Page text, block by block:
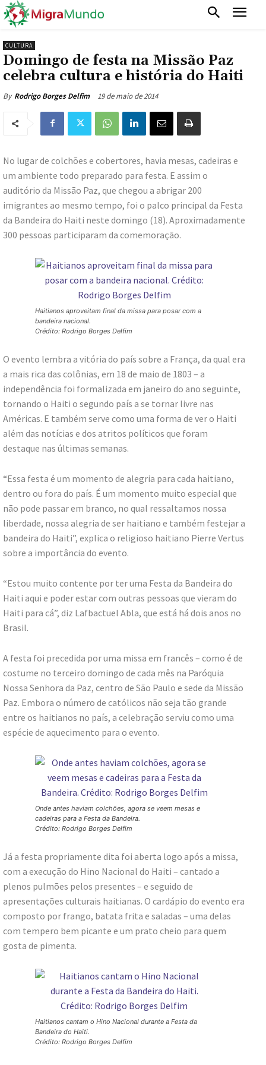
CULTURA
Domingo de festa na Missão Paz
celebra cultura e história do Haiti
By Rodrigo Borges Delfim 19 de maio de 2014
No lugar de colchões e cobertores, havia mesas, cadeiras e
um ambiente todo preparado para festa. E assim o
auditório da Missão Paz, que chegou a abrigar 200
imigrantes ao mesmo tempo, foi o palco principal da Festa
da Bandeira do Haiti neste domingo (18). Aproximadamente
300 pessoas participaram da comemoração.
Haitianos aproveitam final da missa para posar com a
bandeira nacional.
Crédito: Rodrigo Borges Delfim
O evento lembra a vitória do país sobre a França, da qual era
a mais rica das colônias, em 18 de maio de 1803 – a
independência foi formalizada em janeiro do ano seguinte,
tornando o Haiti o segundo país a se tornar livre nas
Américas. E também serve como uma forma de ver o Haiti
além das notícias e dos atritos políticos que foram
destaque nas últimas semanas.
“Essa festa é um momento de alegria para cada haitiano,
dentro ou fora do país. É um momento muito especial que
não pode passar em branco, no qual ressaltamos nossa
liberdade, nossa alegria de ser haitiano e também festejar a
bandeira do Haiti”, explica o religioso haitiano Pierre Vertus
sobre a importância do evento.
“Estou muito contente por ter uma Festa da Bandeira do
Haiti aqui e poder estar com outras pessoas que vieram do
Haiti para cá”, diz Lafbactuel Abla, que está há dois anos no
Brasil.
A festa foi precedida por uma missa em francês – como é de
costume no terceiro domingo de cada mês na Paróquia
Nossa Senhora da Paz, centro de São Paulo e sede da Missão
Paz. Embora o número de católicos não seja tão grande
entre os haitianos no país, a celebração serviu como uma
espécie de aquecimento para o evento.
Onde antes haviam colchões, agora se veem mesas e
cadeiras para a Festa da Bandeira.
Crédito: Rodrigo Borges Delfim
Já a festa propriamente dita foi aberta logo após a missa,
com a execução do Hino Nacional do Haiti – cantado a
plenos pulmões pelos presentes – e seguido de
apresentações culturais haitianas. O cardápio do evento era
composto por frango, batata frita e saladas – uma delas
com tempero bem picante e um prato cheio para quem
gosta de pimenta.
Haitianos cantam o Hino Nacional durante a Festa da
Bandeira do Haiti.
Crédito: Rodrigo Borges Delfim